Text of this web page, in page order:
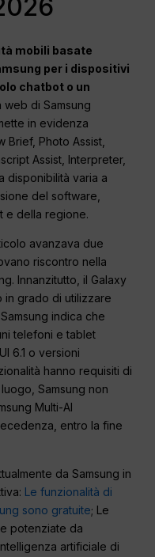
mobili basate
per i dispositivi
chatbot o un
web di Samsung
in evidenza
Brief, Photo Assist,
Assist, Interpreter,
disponibilità varia a
del software,
e della regione.
avanzava due
riscontro nella
Innanzitutto, il Galaxy
in grado di utilizzare
indica che
telefoni e tablet
6.1 o versioni
hanno requisiti di
Samsung non
Multi-AI
entro la fine
da Samsung in
Le funzionalità di
sono gratuite; Le
potenziate da
artificiale di